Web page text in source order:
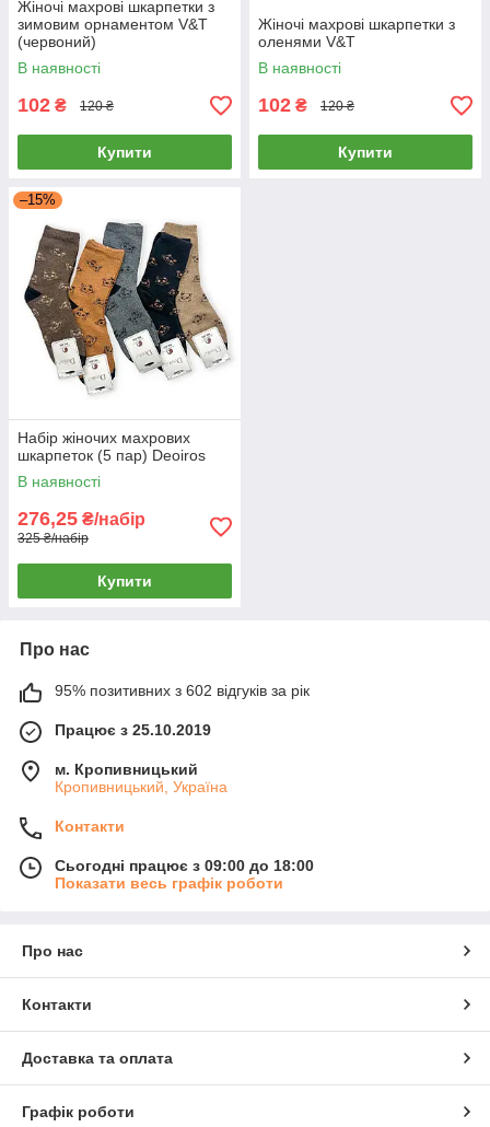
Жіночі махрові шкарпетки з
зимовим орнаментом V&T
(червоний)
В наявності
102 ₴ 120 ₴
Купити
Жіночі махрові шкарпетки з
оленями V&T
В наявності
102 ₴ 120 ₴
Купити
–15%
Набір жіночих махрових
шкарпеток (5 пар) Deoiros
В наявності
276,25 ₴/набір
325 ₴/набір
Купити
Про нас
95% позитивних з 602 відгуків за рік
Працює з 25.10.2019
м. Кропивницький
Кропивницький, Україна
Контакти
Сьогодні працює з 09:00 до 18:00
Показати весь графік роботи
Про нас
Контакти
Доставка та оплата
Графік роботи